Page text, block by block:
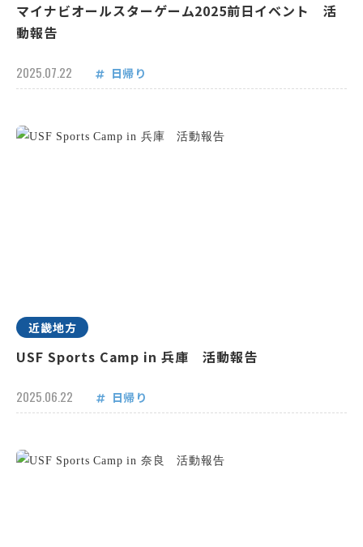
マイナビオールスターゲーム2025前日イベント 活
動報告
2025.07.22 日帰り
近畿地方
USF Sports Camp in 兵庫 活動報告
2025.06.22 日帰り